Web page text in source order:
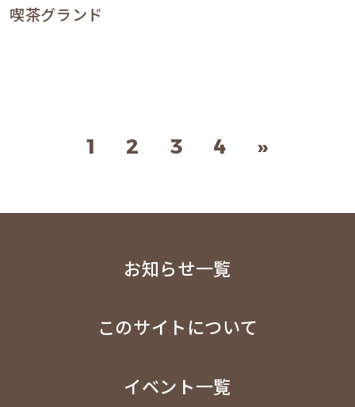
喫茶グランド
1 2 3 4 »
お知らせ一覧
このサイトについて
イベント一覧